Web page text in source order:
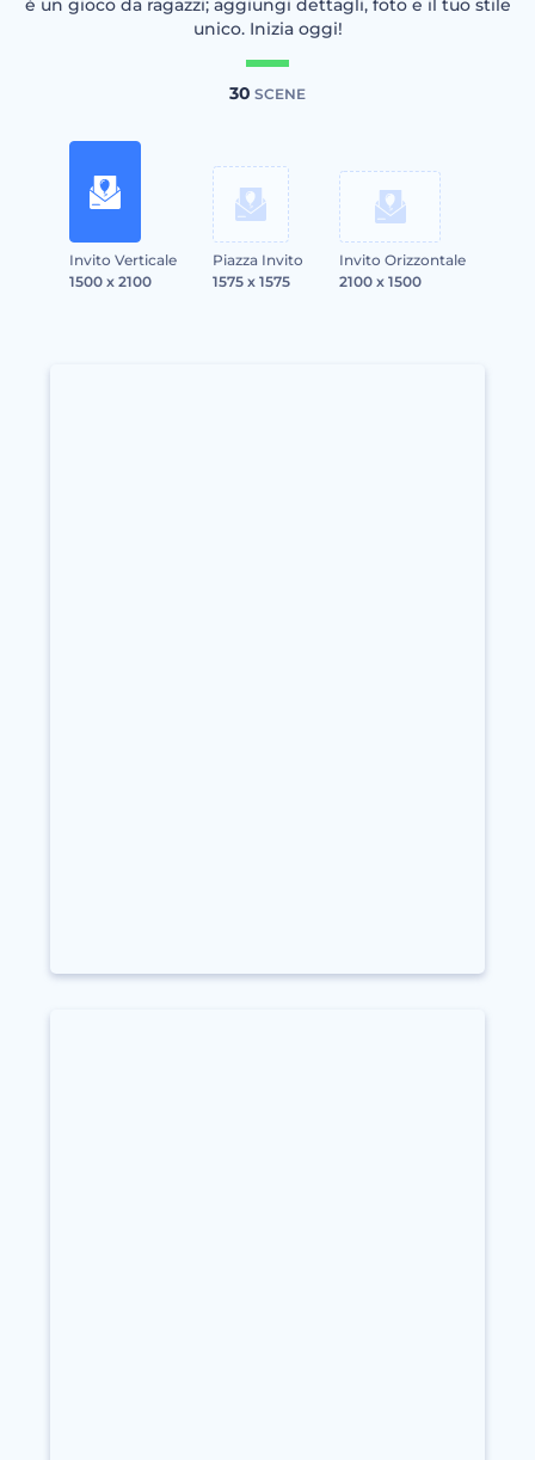
è un gioco da ragazzi; aggiungi dettagli, foto e il tuo stile
unico. Inizia oggi!
30 SCENE
Invito Verticale
1500 x 2100
Piazza Invito
1575 x 1575
Invito Orizzontale
2100 x 1500